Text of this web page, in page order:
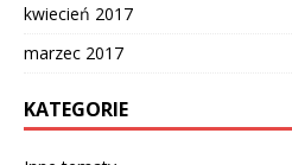
kwiecień 2017
marzec 2017
KATEGORIE